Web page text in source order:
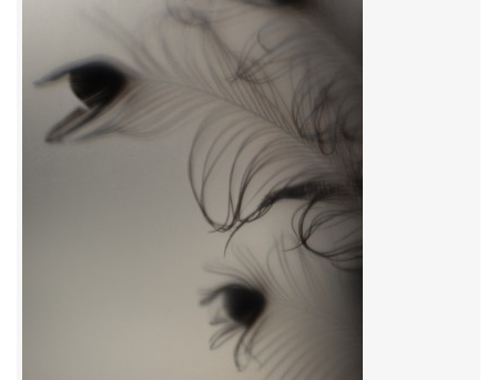
© 2026 eStránky.cz